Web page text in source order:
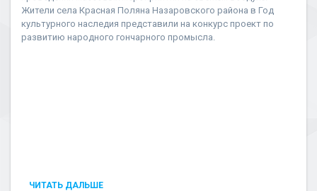
Жители села Красная Поляна Назаровского района в Год
культурного наследия представили на конкурс проект по
развитию народного гончарного промысла.
ЧИТАТЬ ДАЛЬШЕ